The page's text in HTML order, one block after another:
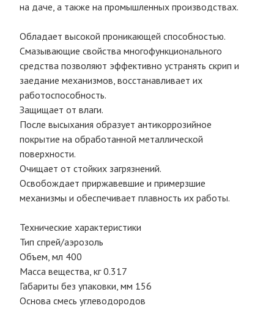
на даче, а также на промышленных производствах.
Обладает высокой проникающей способностью.
Смазывающие свойства многофункционального
средства позволяют эффективно устранять скрип и
заедание механизмов, восстанавливает их
работоспособность.
Защищает от влаги.
После высыхания образует антикоррозийное
покрытие на обработанной металлической
поверхности.
Очищает от стойких загрязнений.
Освобождает приржавевшие и примерзшие
механизмы и обеспечивает плавность их работы.
Технические характеристики
Тип спрей/аэрозоль
Объем, мл 400
Масса вещества, кг 0.317
Габариты без упаковки, мм 156
Основа смесь углеводородов